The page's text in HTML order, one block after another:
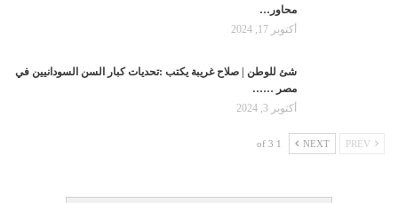
محاور…
أكتوبر 17, 2024
شئ للوطن | صلاح غريبة يكتب :تحديات كبار السن السودانيين في
مصر ……
أكتوبر 3, 2024
NEXT
1 of 3